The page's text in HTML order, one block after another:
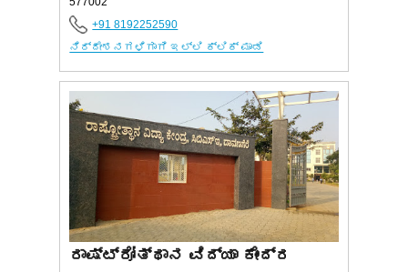
+91 8192252590
ನಿರ್ದೇಶನಗಳಿಗಾಗಿ ಇಲ್ಲಿ ಕ್ಲಿಕ್ ಮಾಡಿ
ರಾಷ್ಟ್ರೋತ್ಥಾನ ವಿದ್ಯಾ ಕೇಂದ್ರ